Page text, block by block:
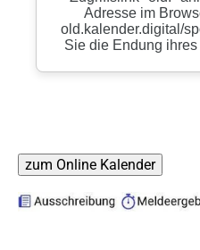
zum Online Kalender